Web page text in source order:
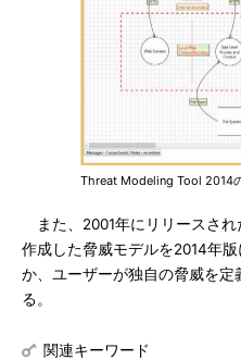
Threat Modeling Tool 2014
また、2001年にリリースされ
作成した脅威モデルを2014年
か、ユーザーが独自の脅威を
る。
関連キーワード